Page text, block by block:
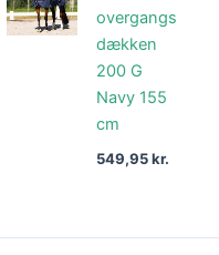
overgangs
dækken
200 G
Navy 155
cm
549,95kr.